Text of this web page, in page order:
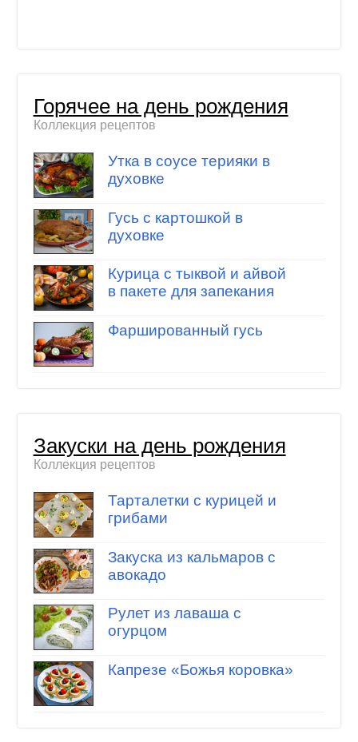
Горячее на день рождения
Коллекция рецептов
Утка в соусе терияки в
духовке
Гусь с картошкой в
духовке
Курица с тыквой и айвой
в пакете для запекания
Фаршированный гусь
Закуски на день рождения
Коллекция рецептов
Тарталетки с курицей и
грибами
Закуска из кальмаров с
авокадо
Рулет из лаваша с
огурцом
Капрезе «Божья коровка»